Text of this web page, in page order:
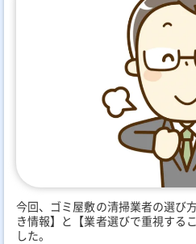
今回、ゴミ屋敷の清掃業者の選び
き情報】と【業者選びで重視する
した。